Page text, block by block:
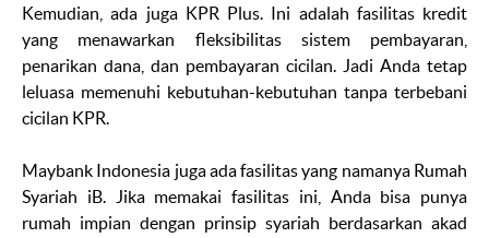
Kemudian, ada juga KPR Plus. Ini adalah fasilitas kredit
yang menawarkan fleksibilitas sistem pembayaran,
penarikan dana, dan pembayaran cicilan. Jadi Anda tetap
leluasa memenuhi kebutuhan-kebutuhan tanpa terbebani
cicilan KPR.
Maybank Indonesia juga ada fasilitas yang namanya Rumah
Syariah iB. Jika memakai fasilitas ini, Anda bisa punya
rumah impian dengan prinsip syariah berdasarkan akad